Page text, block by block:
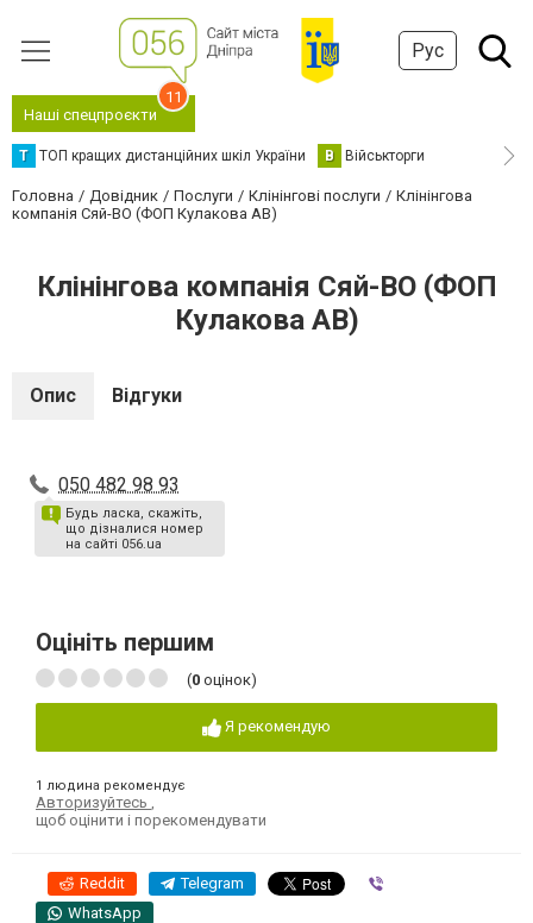
Рус
Наші спецпроєкти
11
Т ТОП кращих дистанційних шкіл України В Військторги
Головна Довідник Послуги Клінінгові послуги
Клінінгова
компанія Сяй-ВО (ФОП Кулакова АВ)
Клінінгова компанія Сяй-ВО (ФОП
Кулакова АВ)
Опис Відгуки
050 482 98 93
Будь ласка, скажіть,
що дізналися номер
на сайті 056.ua
Оцініть першим
(0 оцінок)
Я рекомендую
1 людина рекомендує
Авторизуйтесь
щоб оцінити і порекомендувати
Reddit Telegram
WhatsApp